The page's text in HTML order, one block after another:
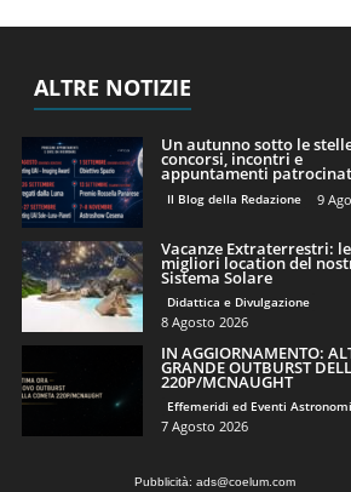
ALTRE NOTIZIE
Un autunno sotto le
concorsi, incontri e
appuntamenti
Il Blog della Redazione 9
Vacanze Extraterrestri: le
migliori location del
Sistema Solare
Didattica e Divulgazione
8 Agosto 2026
IN AGGIORNAMENTO:
GRANDE OUTBURST
220P/MCNAUGHT
Effemeridi ed Eventi
7 Agosto 2026
Pubblicità: ads@coelum.com